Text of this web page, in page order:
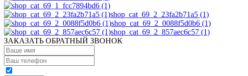
shop_cat_69_2_23fa2b71a5 (1)
shop_cat_69_2_0088f5d0b6 (1)
shop_cat_69_2_857aec6c57 (1)
ЗАКАЗАТЬ ОБРАТНЫЙ ЗВОНОК